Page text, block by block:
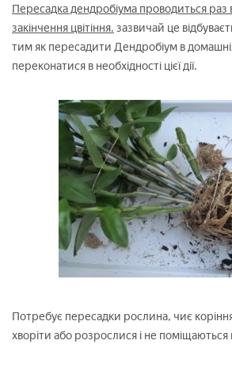
Пересадка дендробіума проводиться раз
закінчення цвітіння. зазвичай це
тим як пересадити Дендробіум в
переконатися в необхідності цієї дії.
Потребує пересадки рослина, чиє
хворіти або розрослися і не